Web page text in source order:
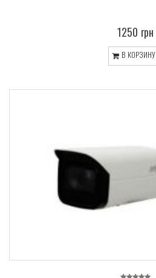
1250 грн
В КОРЗИНУ